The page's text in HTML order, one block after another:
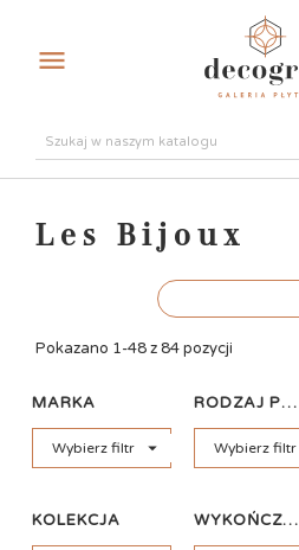

Les Bijoux
Pokazano 1-48 z 84 pozycji
MARKA
Wybierz filtr 
RODZAJ PŁYTKI
Wybierz filtr
KOLEKCJA WYKOŃCZENIE